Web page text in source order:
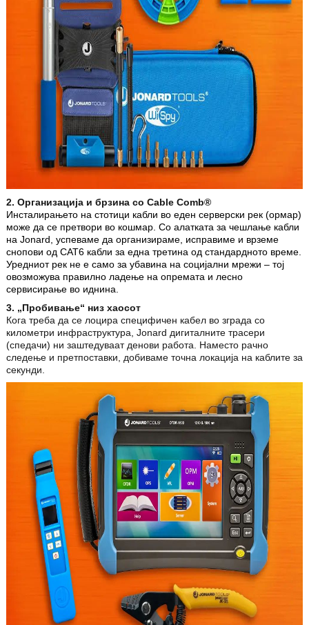
2. Организација и брзина со Cable Comb®
Инсталирањето на стотици кабли во еден серверски рек (ормар)
може да се претвори во кошмар. Со алатката за чешлање кабли
на Jonard, успеваме да организираме, исправиме и врземе
снопови од CAT6 кабли за една третина од стандардното време.
Уредниот рек не е само за убавина на социјални мрежи – тој
овозможува правилно ладење на опремата и лесно
сервисирање во иднина.
3. „Пробивање“ низ хаосот
Кога треба да се лоцира специфичен кабел во зграда со
километри инфраструктура, Jonard дигиталните трасери
(спедачи) ни заштедуваат денови работа. Наместо рачно
следење и претпоставки, добиваме точна локација на каблите за
секунди.